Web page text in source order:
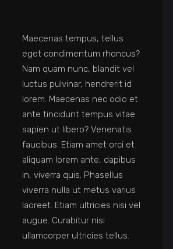
Maecenas tempus, tellus
eget condimentum rhoncus?
Nam quam nunc, blandit vel
luctus pulvinar, hendrerit id
lorem. Maecenas nec odio et
ante tincidunt tempus vitae
sapien ut libero? Venenatis
faucibus. Etiam amet orci et
aliquam lorem ante, dapibus
in, viverra quis. Phasellus
viverra nulla ut metus varius
laoreet. Etiam ultricies nisi vel
augue. Curabitur nisi
ullamcorper ultricies tellus.